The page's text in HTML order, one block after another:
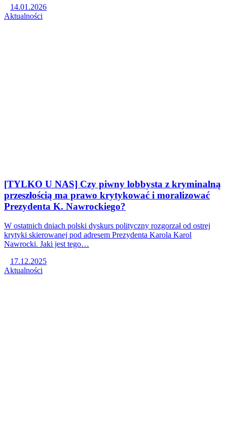
14.01.2026
Aktualności
[TYLKO U NAS] Czy piwny lobbysta z kryminalną
przeszłością ma prawo krytykować i moralizować
Prezydenta K. Nawrockiego?
W ostatnich dniach polski dyskurs polityczny rozgorzał od ostrej
krytyki skierowanej pod adresem Prezydenta Karola Karol
Nawrocki. Jaki jest tego…
17.12.2025
Aktualności